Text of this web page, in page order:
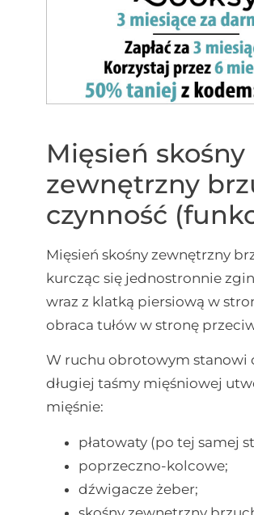
Mięsień skośny
zewnętrzny
czynność
Mięsień skośny zewnętrzny
kurcząc się jednostronnie
wraz z klatką piersiową w
obraca tułów w stronę
W ruchu obrotowym stanowi
długiej taśmy mięśniowej
mięśnie:
płatowaty (po tej samej
poprzeczno-kolcowe;
dźwigacze żeber;